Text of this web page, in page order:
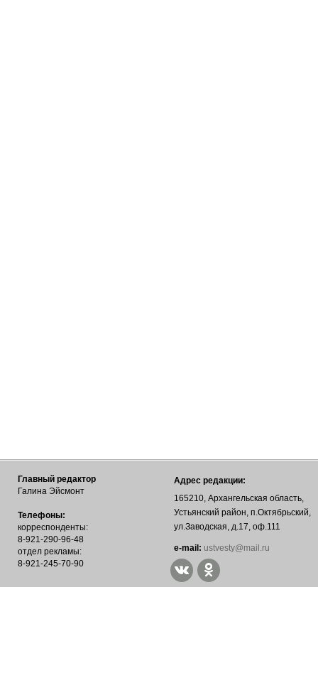
Главный редактор
Галина Эйсмонт
Телефоны:
корреспонденты:
8-921-290-96-48
отдел рекламы:
8-921-245-70-90
Адрес редакции:
165210, Архангельская область,
Устьянский район, п.Октябрьский,
ул.Заводская, д.17, оф.111
е-mail: ustvesty@mail.ru